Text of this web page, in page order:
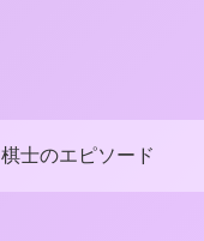
棋士のエピソード